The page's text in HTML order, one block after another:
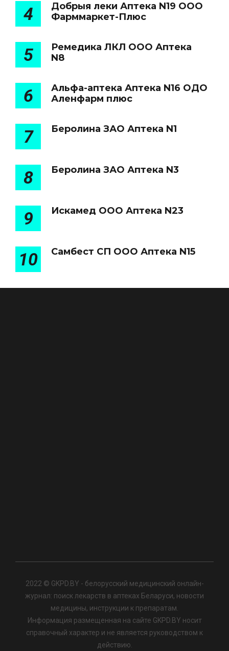
4
Добрыя леки Аптека N19 ООО
Фарммаркет-Плюс
5
Ремедика ЛКЛ ООО Аптека
N8
6
Альфа-аптека Аптека N16 ОДО
Аленфарм плюс
7 Беролина ЗАО Аптека N1
8 Беролина ЗАО Аптека N3
9 Искамед ООО Аптека N23
10 Самбест СП ООО Аптека N15
2022 © GKPD.BY - белорусский медицинский онлайн-
журнал: поиск лекарств в аптеках Беларуси, новости
медицины, инструкции к препаратам.
Информация размещенная на сайте GKPD.BY носит
справочный характер и не является руководством к
действию.